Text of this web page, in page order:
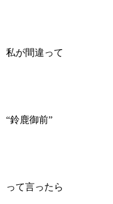
私が間違って
“鈴鹿御前”
って言ったら